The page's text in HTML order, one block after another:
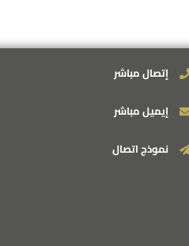
إتصال مباشر
إيميل مباشر
نموذج اتصال